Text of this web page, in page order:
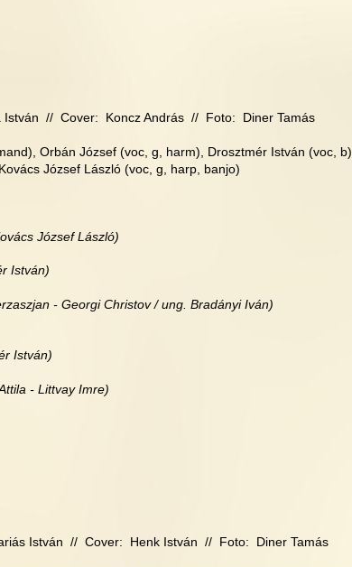
//  Cover:  Koncz András  //  Foto:  Diner Tamás
Orbán József (voc, g, harm), Drosztmér István (voc, b),
József László (voc, g, harp, banjo)
József László)
István)
- Georgi Christov / ung. Bradányi Iván)
István)
- Littvay Imre)
István  //  Cover:  Henk István  //  Foto:  Diner Tamás